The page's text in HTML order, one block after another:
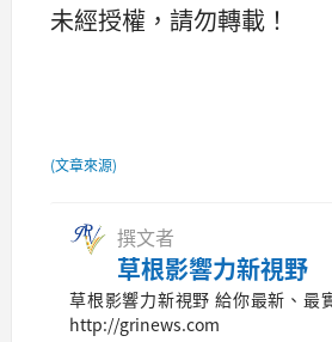
未經授權，請勿轉載！
(文章來源)
撰文者
草根影響力新視野
草根影響力新視野 給你最新、最
http://grinews.com